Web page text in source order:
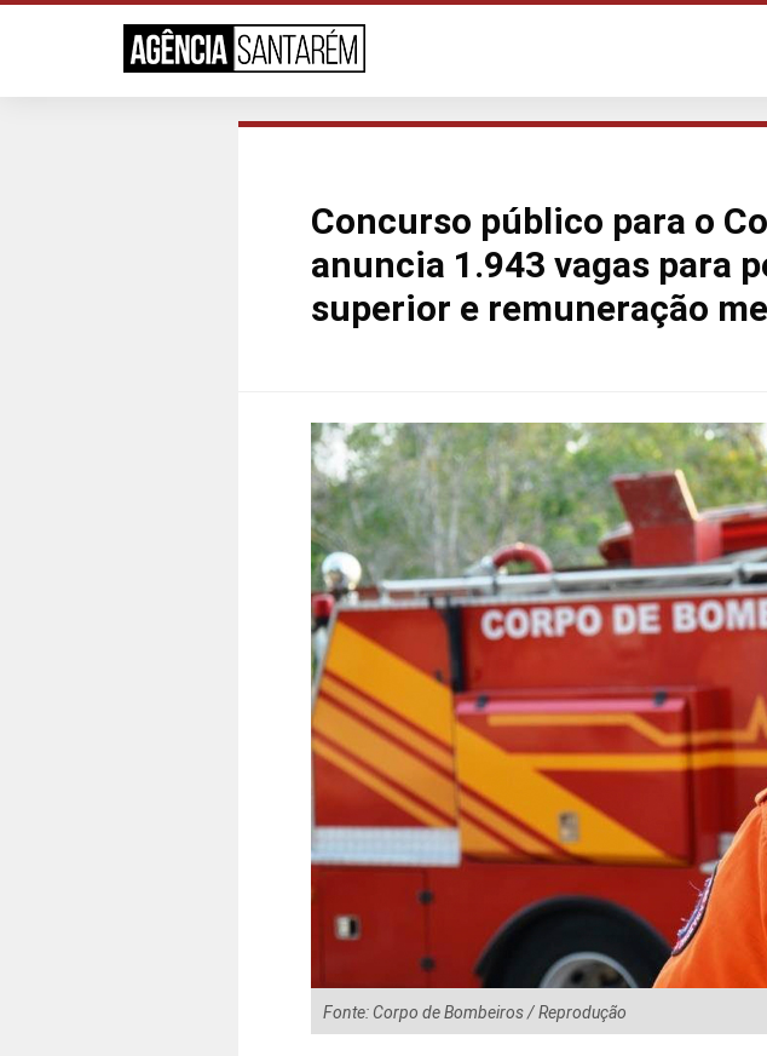
Concurso público para o
anuncia 1.943 vagas para
superior e remuneração
Fonte: Corpo de Bombeiros / Reprodução